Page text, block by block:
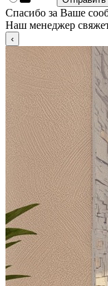
Спасибо за Ваше
Наш менеджер